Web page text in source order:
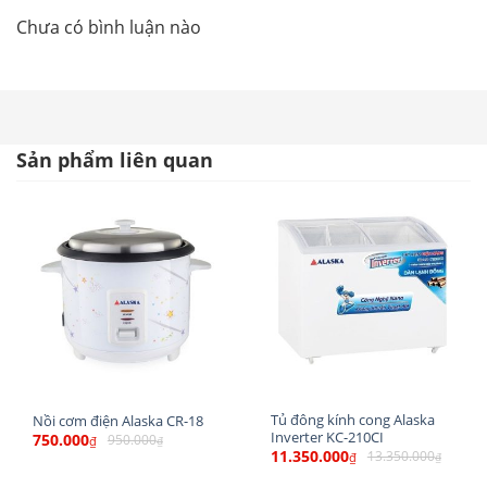
– Hãng sản xuất:ALASKA
– Mã sản phẩm: JC-18A
– KT tủ (DxRxC): 252x515x948 mm
– Loại
tủ ướp rượu vang
– Nhiệt độ: 12-18ºC
– Công suất: 100W
– Công suất tiêu thụ điện: 0.7kW.h/24h
Chưa có bình luận nào
Sản phẩm liên quan
Nồi cơm điện Alaska CR-18
750.000₫ 950.000₫
Tủ đông kính cong Alaska
Inverter KC-210CI
11.350.000₫ 13.350.000₫